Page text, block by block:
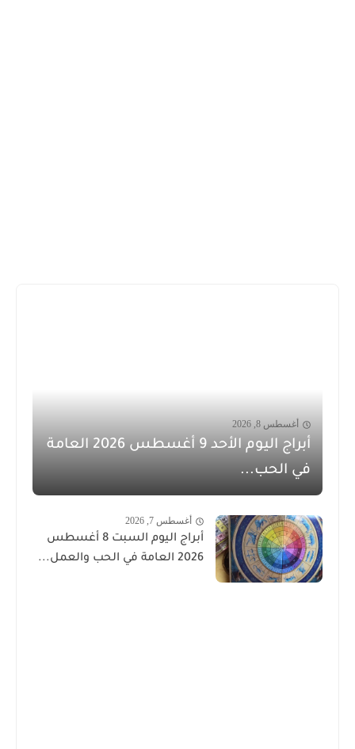
أغسطس 8, 2026
أبراج اليوم الأحد 9 أغسطس 2026 العامة
في الحب...
أغسطس 7, 2026
أبراج اليوم السبت 8 أغسطس
2026 العامة في الحب والعمل...